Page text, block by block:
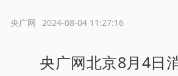
2024-08-04 11:27:16
央广网
央广网北京8月4日